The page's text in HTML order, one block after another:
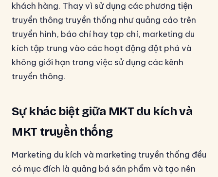
khách hàng. Thay vì sử dụng các phương tiện
truyền thông truyền thống như quảng cáo trên
truyền hình, báo chí hay tạp chí, marketing du
kích tập trung vào các hoạt động đột phá và
không giới hạn trong việc sử dụng các kênh
truyền thông.
Sự khác biệt giữa MKT du kích và
MKT truyền thống
Marketing du kích và marketing truyền thống đều
có mục đích là quảng bá sản phẩm và tạo nên